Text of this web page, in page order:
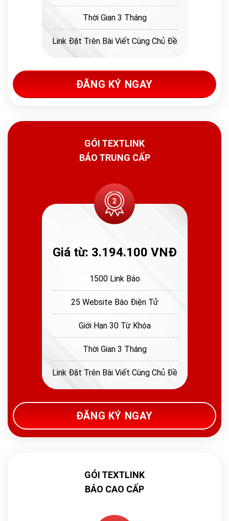
Thời Gian 3 Tháng
Link Đặt Trên Bài Viết Cùng Chủ Đề
ĐĂNG KÝ NGAY
GÓI TEXTLINK
BÁO TRUNG CẤP
Giá từ: 3.194.100 VNĐ
1500 Link Báo
25 Website Báo Điện Tử
Giới Hạn 30 Từ Khóa
Thời Gian 3 Tháng
Link Đặt Trên Bài Viết Cùng Chủ Đề
ĐĂNG KÝ NGAY
GÓI TEXTLINK
BÁO CAO CẤP